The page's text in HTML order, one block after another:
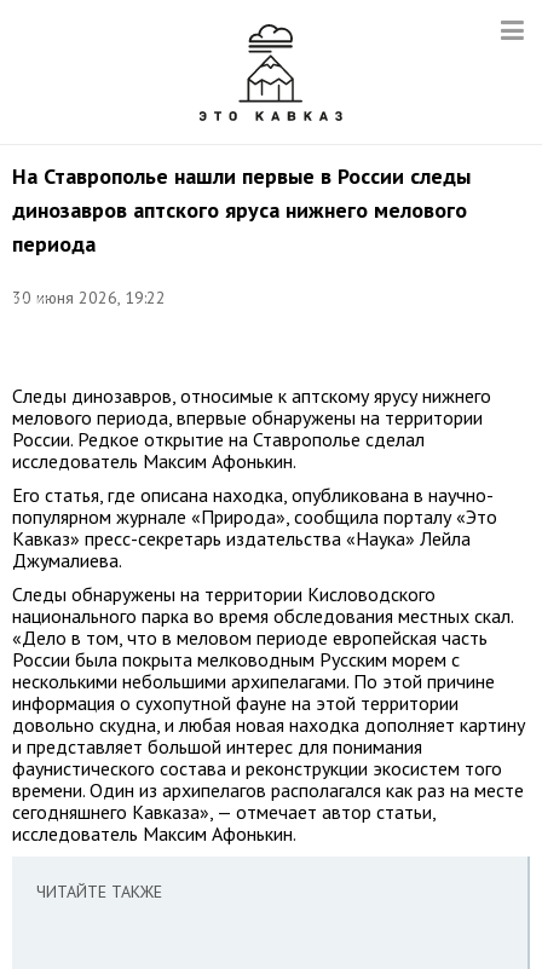
На Ставрополье нашли первые в России следы
динозавров аптского яруса нижнего мелового
периода
30 июня 2026, 19:22
Денис
Следы динозавров, относимые к аптскому ярусу нижнего
мелового периода, впервые обнаружены на территории
России. Редкое открытие на Ставрополье сделал
исследователь Максим Афонькин.
Его статья, где описана находка, опубликована в научно-
популярном журнале «Природа», сообщила порталу «Это
Кавказ» пресс-секретарь издательства «Наука» Лейла
Джумалиева.
Следы обнаружены на территории Кисловодского
национального парка во время обследования местных скал.
«Дело в том, что в меловом периоде европейская часть
России была покрыта мелководным Русским морем с
несколькими небольшими архипелагами. По этой причине
информация о сухопутной фауне на этой территории
довольно скудна, и любая новая находка дополняет картину
и представляет большой интерес для понимания
фаунистического состава и реконструкции экосистем того
времени. Один из архипелагов располагался как раз на месте
сегодняшнего Кавказа», — отмечает автор статьи,
исследователь Максим Афонькин.
ЧИТАЙТЕ ТАКЖЕ